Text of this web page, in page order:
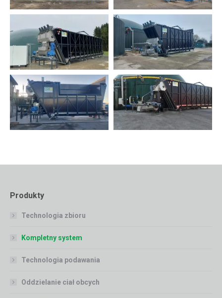
Produkty
Technologia zbioru
Kompletny system
Technologia podawania
Oddzielanie ciał obcych